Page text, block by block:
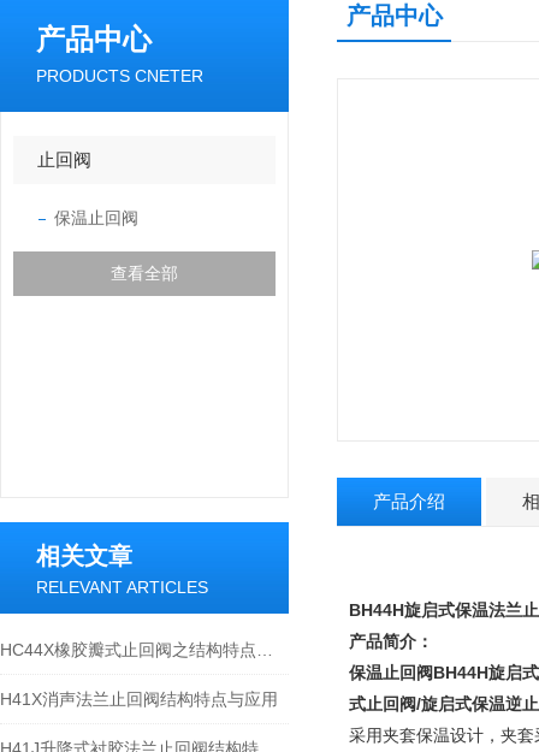
产品中心
PRODUCTS CNETER
止回阀
保温止回阀
查看全部
相关文章
RELEVANT ARTICLES
H41X消声法兰止回阀结构特点与应用
产品中心
产品介绍
BH44H旋启式保温法兰
产品简介：
保温止回阀BH44H旋启
式止回阀/旋启式保温逆
采用夹套保温设计，夹